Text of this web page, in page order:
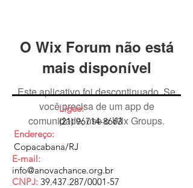
O Wix Forum não está
mais disponível
Este aplicativo foi descontinuado. Se
você precisa de um app de
comunidade, use o Wix Groups.
Ligue:
(21) 96714-8663
Endereço:
Copacabana/RJ
E-mail:
info@anovachance.org.br
CNPJ: 39.437.287/0001-57